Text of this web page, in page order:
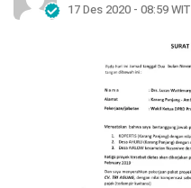
17 Des 2020 - 08:59 WIT